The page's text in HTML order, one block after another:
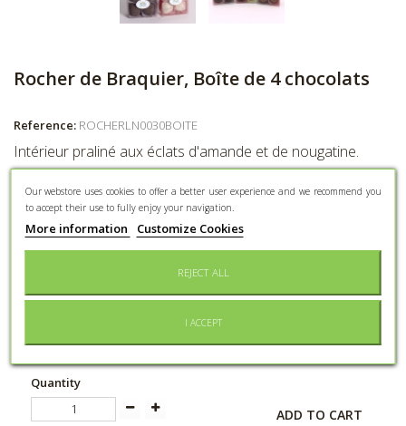
Rocher de Braquier, Boîte de 4 chocolats
Reference: ROCHERLN0030BOITE
Intérieur praliné aux éclats d'amande et de nougatine.
Disponible, expédié sous 48h.
Tweet Share Google+
Quantity
ADD TO CART
Our webstore uses cookies to offer a better user experience and we recommend you
to accept their use to fully enjoy your navigation.
More information Customize Cookies
REJECT ALL
I ACCEPT